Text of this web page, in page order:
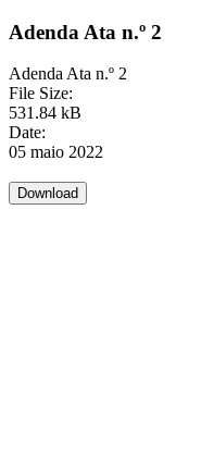
Adenda Ata n.º 2
Adenda Ata n.º 2
File Size:
531.84 kB
Date:
05 maio 2022